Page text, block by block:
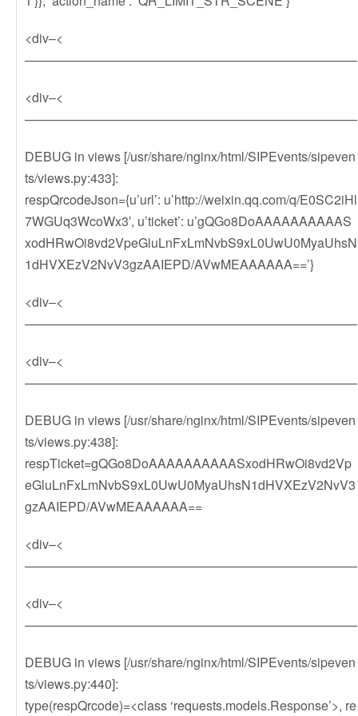
<div–<
——————————————————————————
<div–<
——————————————————————————
DEBUG in views [/usr/share/nginx/html/SIPEvents/sipeven
ts/views.py:433]:
respQrcodeJson={u’url’: u’http://weixin.qq.com/q/E0SC2iHl
7WGUq3WcoWx3′, u’ticket’: u’gQGo8DoAAAAAAAAAAS
xodHRwOi8vd2VpeGluLnFxLmNvbS9xL0UwU0MyaUhsN
1dHVXEzV2NvV3gzAAIEPD/AVwMEAAAAAA==’}
<div–<
——————————————————————————
<div–<
——————————————————————————
DEBUG in views [/usr/share/nginx/html/SIPEvents/sipeven
ts/views.py:438]:
respTicket=gQGo8DoAAAAAAAAAASxodHRwOi8vd2Vp
eGluLnFxLmNvbS9xL0UwU0MyaUhsN1dHVXEzV2NvV3
gzAAIEPD/AVwMEAAAAAA==
<div–<
——————————————————————————
<div–<
——————————————————————————
DEBUG in views [/usr/share/nginx/html/SIPEvents/sipeven
ts/views.py:440]:
type(respQrcode)=<class ‘requests.models.Response’>, re